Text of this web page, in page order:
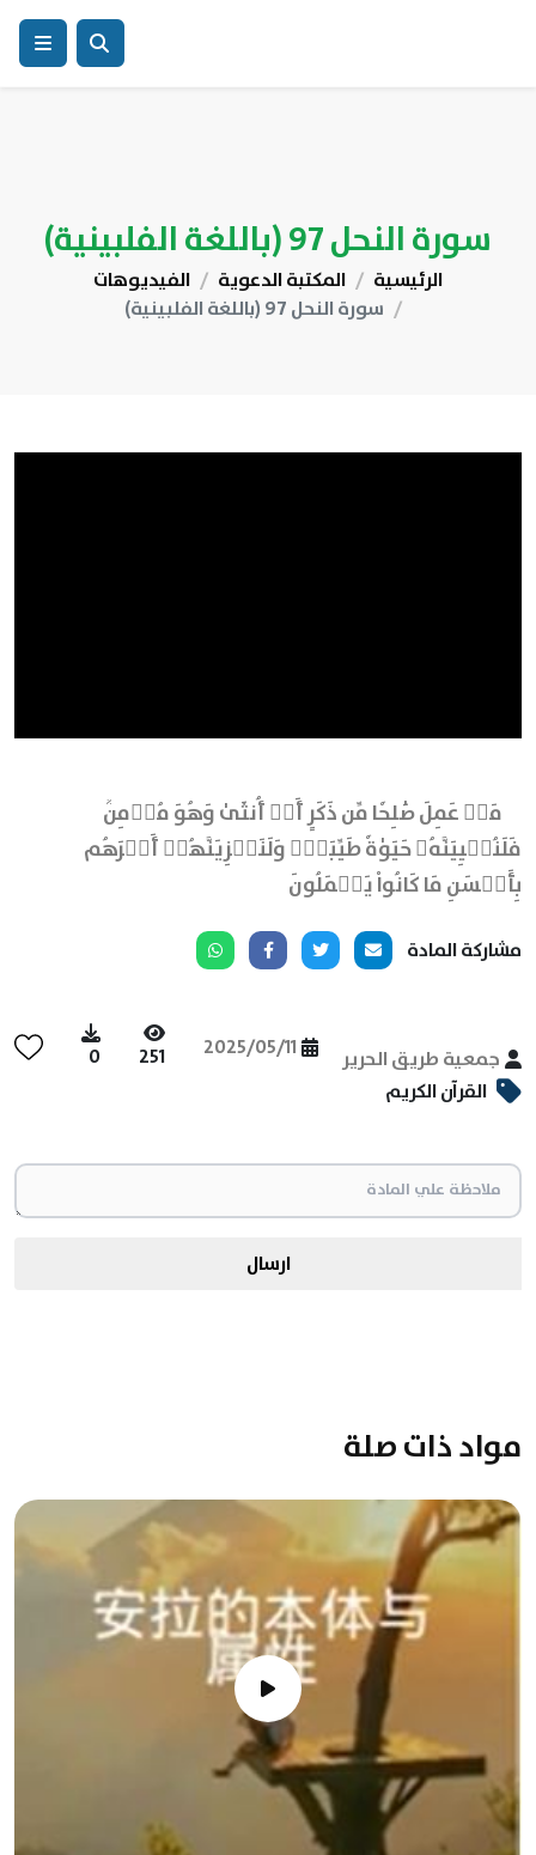
سورة النحل 97 (باللغة الفلبينية)
الرئيسية المكتبة الدعوية
الفيديوهات
سورة النحل 97 (باللغة الفلبينية)
مَنۡ عَمِلَ صَٰلِحٗا مِّن ذَكَرٍ أَوۡ أُنثَىٰ وَهُوَ مُؤۡمِنٞ
فَلَنُحۡيِيَنَّهُۥ حَيَوٰةٗ طَيِّبَةٗۖ وَلَنَجۡزِيَنَّهُمۡ أَجۡرَهُم
بِأَحۡسَنِ مَا كَانُواْ يَعۡمَلُونَ
مشاركة المادة
جمعية طريق الحرير 2025/05/11
251
0
القرآن الكريم
ارسال
مواد ذات صلة